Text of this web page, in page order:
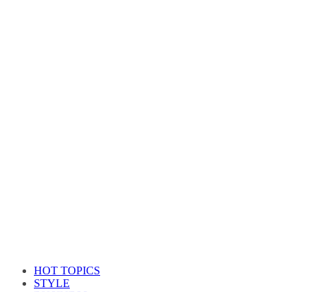
HOT TOPICS
STYLE